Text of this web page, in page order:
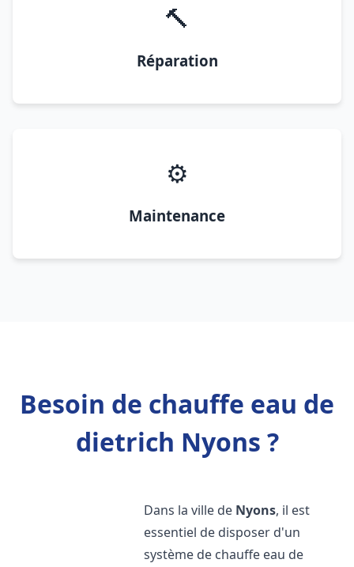
🔨
Réparation
⚙️
Maintenance
Besoin de chauffe eau de
dietrich Nyons ?
Dans la ville de Nyons, il est
essentiel de disposer d'un
système de chauffe eau de